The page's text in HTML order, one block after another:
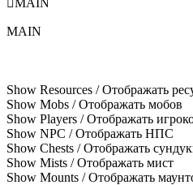
MAIN
Show Resources / Отображать
Show Mobs / Отображать мобов
Show Players / Отображать
Show NPC / Отображать НПС
Show Chests / Отображать
Show Mists / Отображать мист
Show Mounts / Отображать